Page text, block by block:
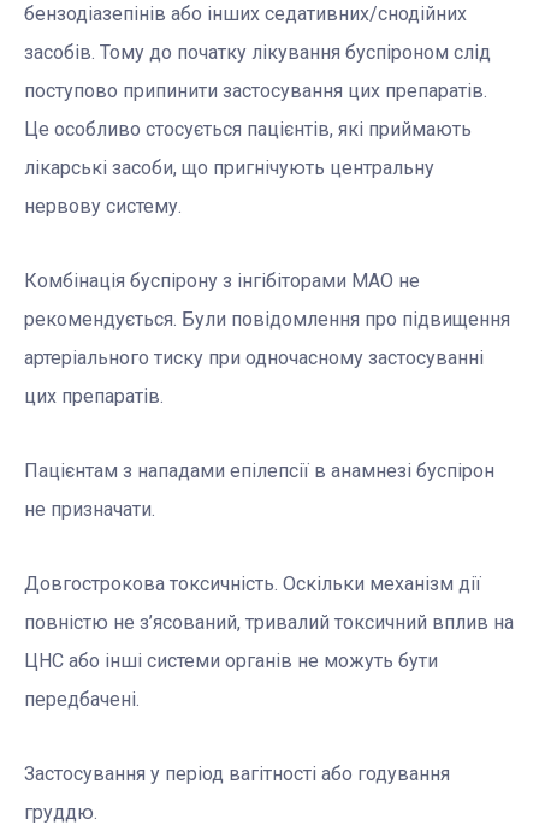
бензодіазепінів або інших седативних/снодійних
засобів. Тому до початку лікування буспіроном слід
поступово припинити застосування цих препаратів.
Це особливо стосується пацієнтів, які приймають
лікарські засоби, що пригнічують центральну
нервову систему.
Комбінація буспірону з інгібіторами МАО не
рекомендується. Були повідомлення про підвищення
артеріального тиску при одночасному застосуванні
цих препаратів.
Пацієнтам з нападами епілепсії в анамнезі буспірон
не призначати.
Довгострокова токсичність. Оскільки механізм дії
повністю не з’ясований, тривалий токсичний вплив на
ЦНС або інші системи органів не можуть бути
передбачені.
Застосування у період вагітності або годування
груддю.